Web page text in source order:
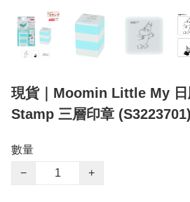
現貨｜Moomin Little My
Stamp 三層印章 (S3223701)
數量
−
+